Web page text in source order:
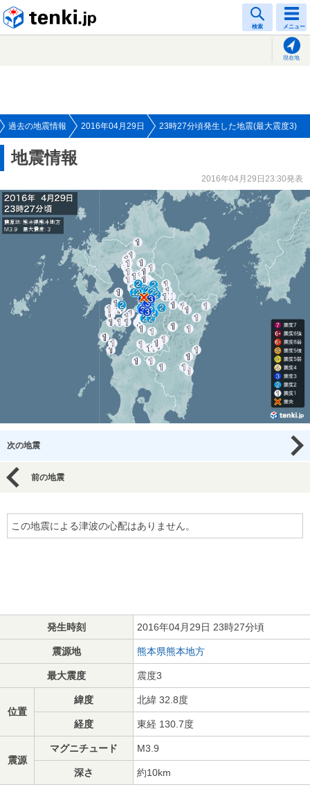
検索 メニュー
現在地
過去の地震情報 2016年04月29日 23時27分頃発生した地震(最大震度3)
地震情報
2016年04月29日23:30発表
次の地震
前の地震
この地震による津波の心配はありません。
発生時刻 2016年04月29日 23時27分頃
震源地 熊本県熊本地方
最大震度 震度3
位置
緯度 北緯 32.8度
経度 東経 130.7度
震源
マグニチュード M3.9
深さ 約10km